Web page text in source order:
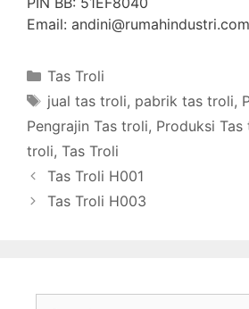
Email: andini@rumahindustri.com
Categories
Tas Troli
Tags
jual tas troli, pabrik tas troli,
Pengrajin Tas troli, Produksi Tas
troli, Tas Troli
Tas Troli H001
Tas Troli H003